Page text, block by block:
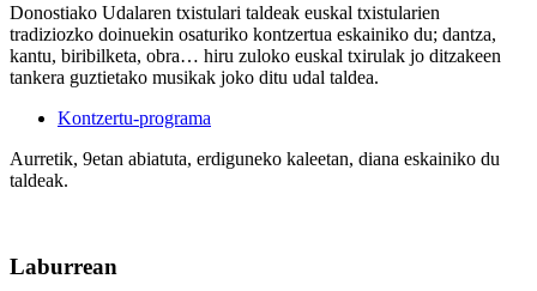
Donostiako Udalaren txistulari taldeak euskal txistularien
tradiziozko doinuekin osaturiko kontzertua eskainiko du; dantza,
kantu, biribilketa, obra… hiru zuloko euskal txirulak jo ditzakeen
tankera guztietako musikak joko ditu udal taldea.
Kontzertu-programa
Aurretik, 9etan abiatuta, erdiguneko kaleetan, diana eskainiko du
taldeak.
Laburrean